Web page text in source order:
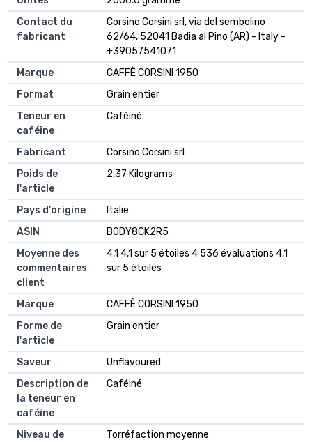
Contact du
fabricant
‎Corsino Corsini srl, via del sembolino
62/64, 52041 Badia al Pino (AR) - Italy -
+39057541071
Marque
‎CAFFÈ CORSINI 1950
Format
‎Grain entier
Teneur en
caféine
‎Caféiné
Fabricant
‎Corsino Corsini srl
Poids de
l'article
‎2,37 Kilograms
Pays d'origine
‎Italie
ASIN
B0DY8CK2R5
Moyenne des
commentaires
client
4,1 4,1 sur 5 étoiles 4 536 évaluations 4,1
sur 5 étoiles
Marque
CAFFÈ CORSINI 1950
Forme de
l'article
Grain entier
Saveur
Unflavoured
Description de
la teneur en
caféine
Caféiné
Niveau de
Torréfaction moyenne